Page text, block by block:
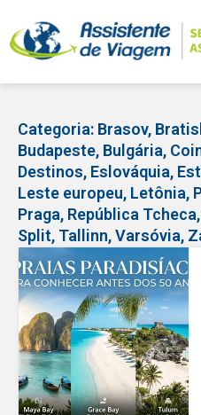
Categoria: Brasov,
Budapeste, Bulgária,
Destinos, Eslováquia,
Leste europeu, Letônia,
Praga, República Tcheca,
Split, Tallinn,Varsóvia,